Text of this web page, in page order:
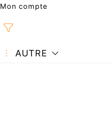
Mon compte
AUTRE